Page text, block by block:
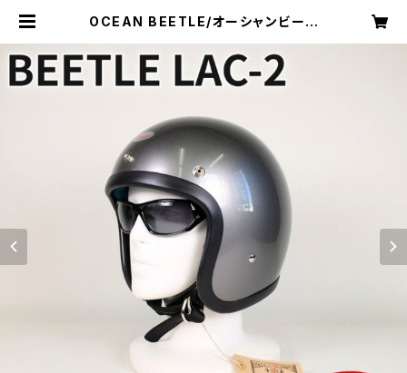
OCEAN BEETLE/オーシャンビート
スグレイ/Space Gray/ビートル/ヘ
ルメット/ジェットヘルメット/ジェッペ
ル/チョッパーヘルメット | kurokaw